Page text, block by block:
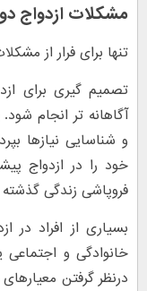
مشکلات ازدواج
تنها برای فرار از
تصمیم گیری برای
آگاهانه تر انجام
و شناسایی نیازها
خود را در ازدواج
فروپاشی زندگی گذشته
بسیاری از افراد در
خانوادگی و
درنظر گرفتن